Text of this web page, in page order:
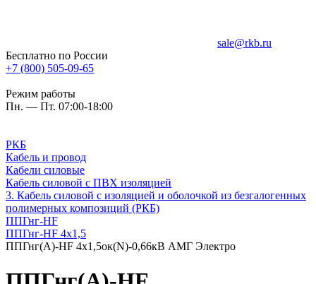
sale@rkb.ru
Бесплатно по России
+7 (800) 505-09-65
Режим работы
Пн. — Пт. 07:00-18:00
РКБ
Кабель и провод
Кабели силовые
Кабель силовой с ПВХ изоляцией
3. Кабель силовой с изоляцией и оболочкой из безгалогенных
полимерных композиций (РКБ)
ППГнг-HF
ППГнг-HF 4х1,5
ППГнг(А)-HF 4х1,5ок(N)-0,66кВ АМГ Электро